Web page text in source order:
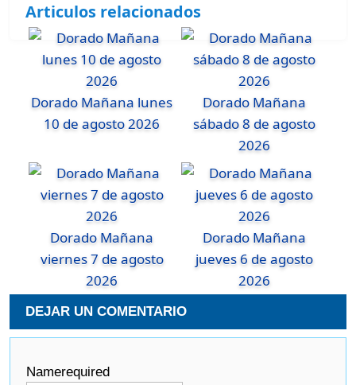
Articulos relacionados
Dorado Mañana lunes
10 de agosto 2026
Dorado Mañana
sábado 8 de agosto
2026
Dorado Mañana
viernes 7 de agosto
2026
Dorado Mañana
jueves 6 de agosto
2026
DEJAR UN COMENTARIO
Namerequired